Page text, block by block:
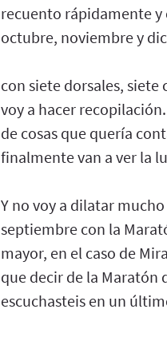
recuento rápidamente y
octubre, noviembre y
con siete dorsales,
voy a hacer
de cosas que quería
finalmente van a ver la
Y no voy a dilatar
septiembre con la
mayor, en el caso de
que decir de la Maratón
escuchasteis en un